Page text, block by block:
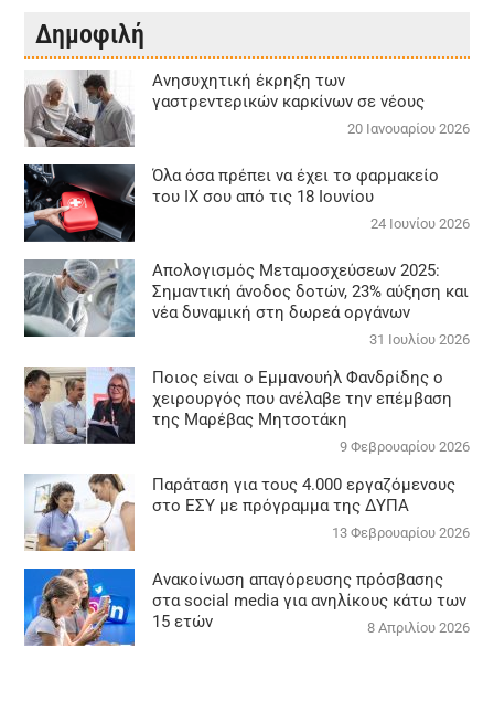
Δημοφιλή
Aνησυχητική έκρηξη των
γαστρεντερικών καρκίνων σε νέους
20 Ιανουαρίου 2026
Όλα όσα πρέπει να έχει το φαρμακείο
του ΙΧ σου από τις 18 Ιουνίου
24 Ιουνίου 2026
Απολογισμός Μεταμοσχεύσεων 2025:
Σημαντική άνοδος δοτών, 23% αύξηση και
νέα δυναμική στη δωρεά οργάνων
31 Ιουλίου 2026
Ποιος είναι ο Εμμανουήλ Φανδρίδης ο
χειρουργός που ανέλαβε την επέμβαση
της Μαρέβας Μητσοτάκη
9 Φεβρουαρίου 2026
Παράταση για τους 4.000 εργαζόμενους
στο ΕΣΥ με πρόγραμμα της ΔΥΠΑ
13 Φεβρουαρίου 2026
Ανακοίνωση απαγόρευσης πρόσβασης
στα social media για ανηλίκους κάτω των
15 ετών
8 Απριλίου 2026